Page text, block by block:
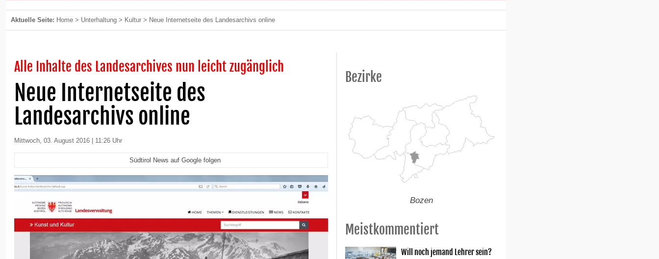
Aktuelle Seite: Home > Unterhaltung > Kultur > Neue Internetseite des Landesarchivs online
Alle Inhalte des Landesarchives nun leicht zugänglich
Neue Internetseite des
Landesarchivs online
Mittwoch, 03. August 2016 | 11:26 Uhr
Südtirol News auf Google folgen
Bezirke
Bozen
Meistkommentiert
Will noch jemand Lehrer sein?